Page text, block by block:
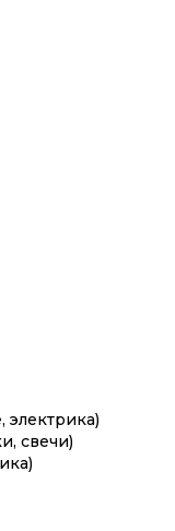
электрика)
свечи)